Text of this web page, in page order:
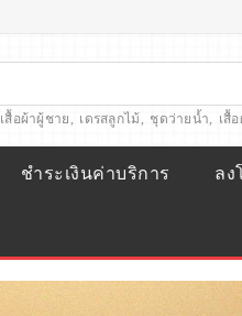
เสื้อผ้าผู้ชาย, เดรสลูกไม้, ชุดว่ายน้ำ, เสื้
ชำระเงินค่าบริการ ล